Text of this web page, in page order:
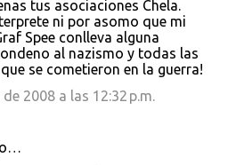
tus asociaciones Chela.
ni por asomo que mi
Spee conlleva alguna
al nazismo y todas las
se cometieron en la guerra!
2008 a las 12:32 p.m.